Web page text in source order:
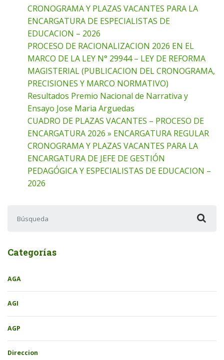
CRONOGRAMA Y PLAZAS VACANTES PARA LA
ENCARGATURA DE ESPECIALISTAS DE
EDUCACION – 2026
PROCESO DE RACIONALIZACION 2026 EN EL
MARCO DE LA LEY N° 29944 – LEY DE REFORMA
MAGISTERIAL (PUBLICACION DEL CRONOGRAMA,
PRECISIONES Y MARCO NORMATIVO)
Resultados Premio Nacional de Narrativa y
Ensayo Jose Maria Arguedas
CUADRO DE PLAZAS VACANTES – PROCESO DE
ENCARGATURA 2026 » ENCARGATURA REGULAR
CRONOGRAMA Y PLAZAS VACANTES PARA LA
ENCARGATURA DE JEFE DE GESTIÓN
PEDAGÓGICA Y ESPECIALISTAS DE EDUCACION –
2026
Categorías
AGA
AGI
AGP
Direccion